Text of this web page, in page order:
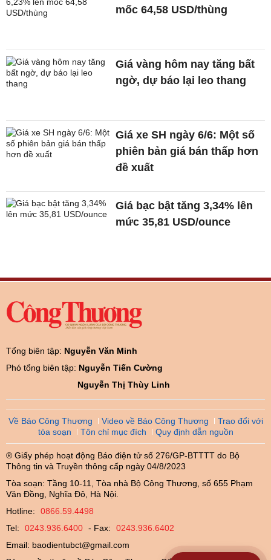
mốc 64,58 USD/thùng
Giá vàng hôm nay tăng bất
ngờ, dự báo lại leo thang
Giá xe SH ngày 6/6: Một số
phiên bản giá bán thấp hơn
đề xuất
Giá bạc bật tăng 3,34% lên
mức 35,81 USD/ounce
Tổng biên tập: Nguyễn Văn Minh
Phó tổng biên tập: Nguyễn Tiến Cường
Nguyễn Thị Thùy Linh
Về Báo Công Thương Video về Báo Công Thương
Trao đổi với
tòa soạn
Tôn chỉ mục đích Quy định dẫn nguồn
® Giấy phép hoạt động Báo điện tử số 276/GP-BTTTT do Bộ
Thông tin và Truyền thông cấp ngày 04/8/2023
Tòa soạn: Tầng 10-11, Tòa nhà Bộ Công Thương, số 655 Phạm
Văn Đồng, Nghĩa Đô, Hà Nội.
Hotline:
0866.59.4498
Tel:
0243.936.6400 - Fax:
0243.936.6402
Email: baodientubct@gmail.com